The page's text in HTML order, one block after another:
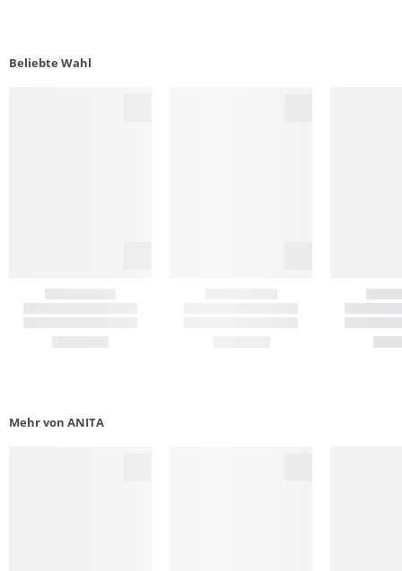
Beliebte Wahl
Mehr von ANITA